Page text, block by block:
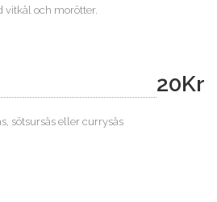
vitkål och morötter.
20Kr
sötsursås eller currysås